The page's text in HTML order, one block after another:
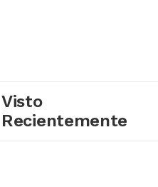
Visto
Recientemente